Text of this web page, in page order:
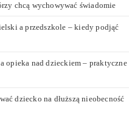
chcą wychowywać świadomie
a przedszkole – kiedy podjąć
opieka nad dzieckiem – praktyczne
dziecko na dłuższą nieobecność